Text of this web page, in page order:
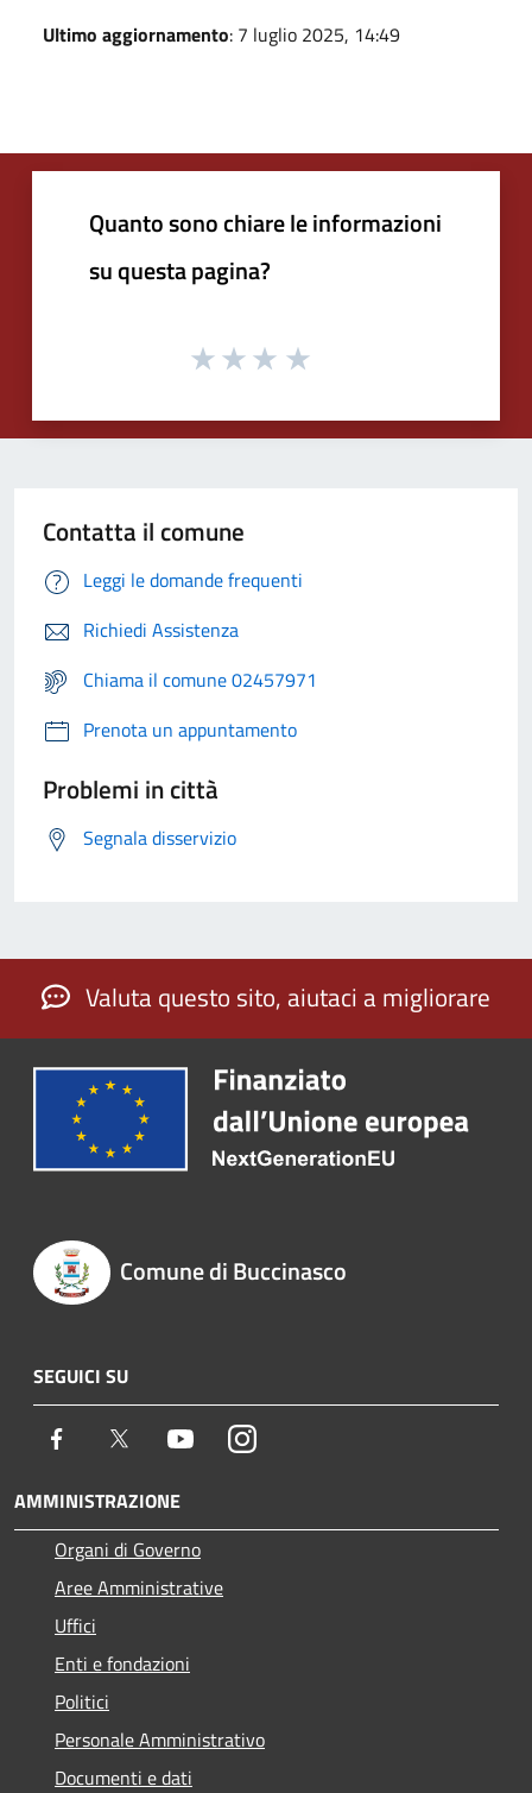
Ultimo aggiornamento: 7 luglio 2025, 14:49
Quanto sono chiare le informazioni
su questa pagina?
Contatta il comune
Leggi le domande frequenti
Richiedi Assistenza
Chiama il comune 02457971
Prenota un appuntamento
Problemi in città
Segnala disservizio
Valuta questo sito, aiutaci a migliorare
Comune di Buccinasco
SEGUICI SU
Facebook Twitter YoutubeInstagram
AMMINISTRAZIONE
Organi di Governo
Aree Amministrative
Uffici
Enti e fondazioni
Politici
Personale Amministrativo
Documenti e dati